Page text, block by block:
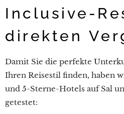
Inclusive-
direkten
Damit Sie die perfekte
Ihren Reisestil finden, haben
und 5-Sterne-Hotels auf Sal
getestet: